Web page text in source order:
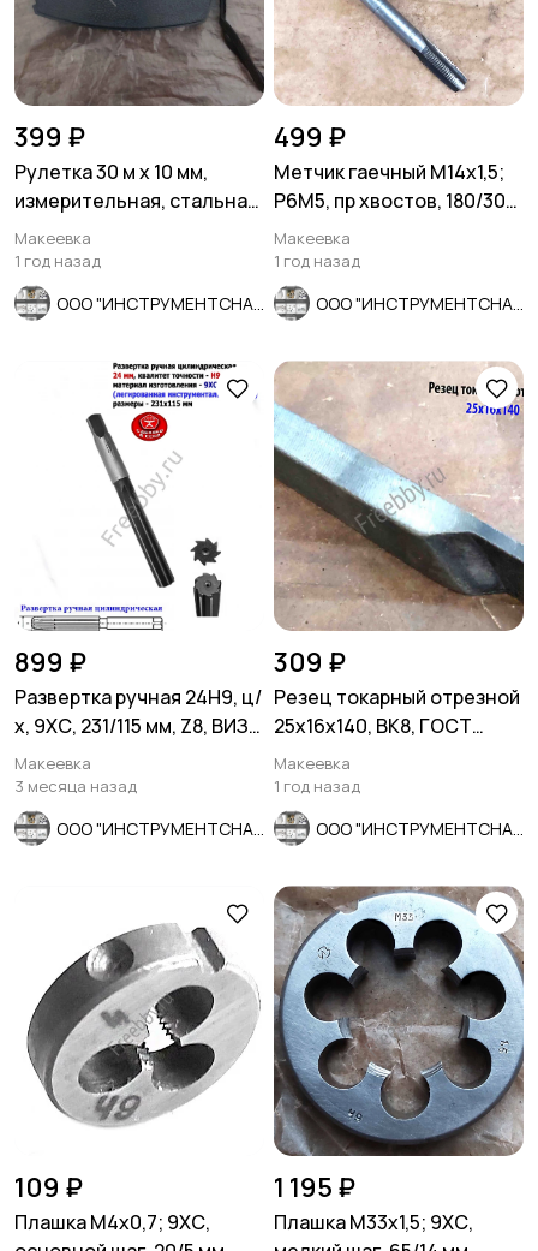
399 ₽
Рулетка 30 м х 10 мм,
измерительная, стальная
лента, пластиковый корпу
Макеевка
1 год назад
499 ₽
Метчик гаечный М14х1,5;
Р6М5, пр хвостов, 180/30
мм, мелкий шаг, СССР.
Макеевка
1 год назад
899 ₽
Развертка ручная 24Н9, ц/
х, 9ХС, 231/115 мм, Z8, ВИЗ,
СССР.
Макеевка
3 месяца назад
309 ₽
Резец токарный отрезной
25х16х140, ВК8, ГОСТ
18884-73, 2130-0009.
Макеевка
1 год назад
109 ₽
Плашка М4х0,7; 9ХС,
1 195 ₽
Плашка М33х1,5; 9ХС,